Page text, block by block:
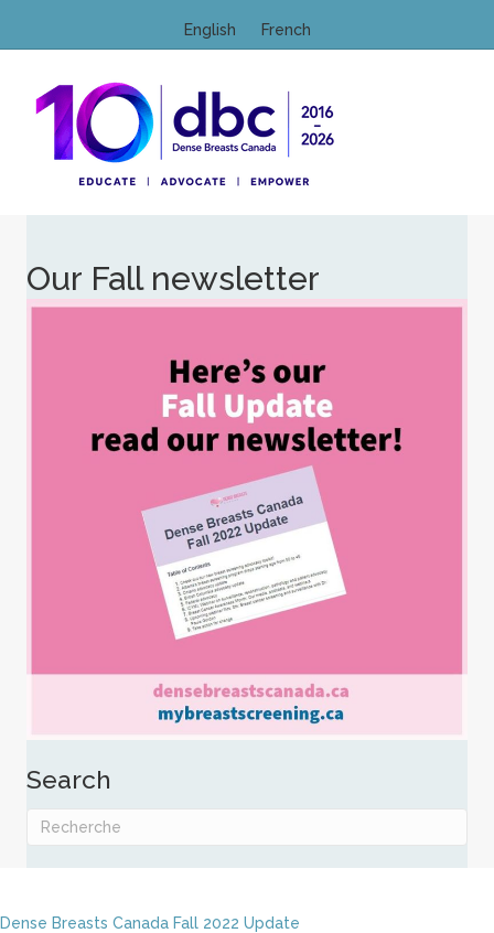
English French
Our Fall newsletter
Search
Dense Breasts Canada Fall 2022 Update